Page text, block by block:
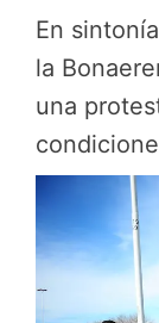
En
la
una